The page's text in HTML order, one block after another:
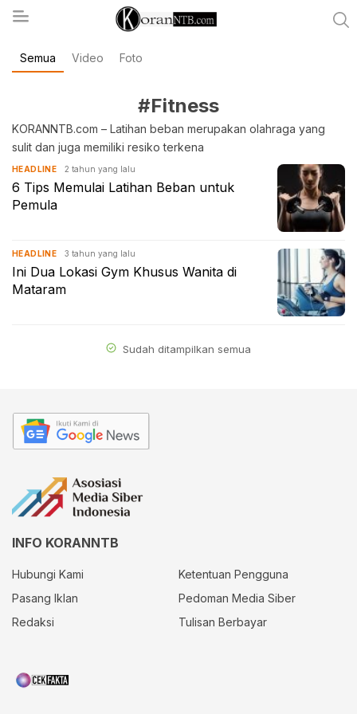
koranntb.com
Semua Video Foto
#Fitness
KORANNTB.com – Latihan beban merupakan olahraga yang
sulit dan juga memiliki resiko terkena
HEADLINE 2 tahun yang lalu
6 Tips Memulai Latihan Beban untuk
Pemula
HEADLINE 3 tahun yang lalu
Ini Dua Lokasi Gym Khusus Wanita di
Mataram
Sudah ditampilkan semua
INFO KORANNTB
Hubungi Kami
Ketentuan Pengguna
Pasang Iklan
Pedoman Media Siber
Redaksi
Tulisan Berbayar